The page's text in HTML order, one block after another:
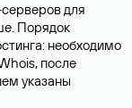
для
Порядок
необходимо
после
указаны